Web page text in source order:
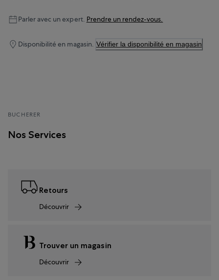
Parler avec un expert. Prendre un rendez-vous.
Disponibilité en magasin. Vérifier la disponibilité en magasin
BUCHERER
Nos Services
Retours
Découvrir
Trouver un magasin
Découvrir